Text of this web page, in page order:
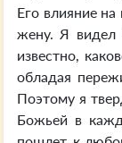
Его влияние
жену. Я видел
известно,
обладая
Поэтому я
Божьей в